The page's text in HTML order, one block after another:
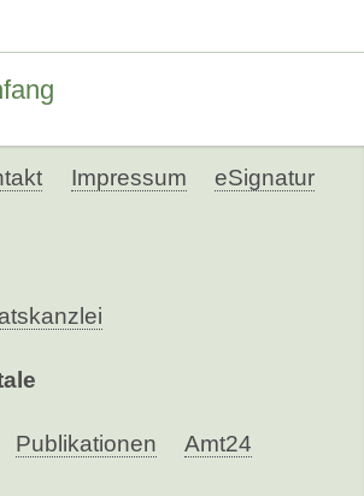
Impressum eSignatur
Publikationen Amt24